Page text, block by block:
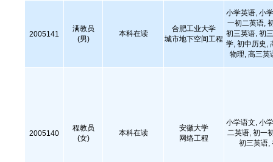
2005141
满教员
(男)
本科在读
合肥工业大学
城市地下空间工程
小学英语, 小
一初二英语,
初三英语, 初
学, 初中历史,
物理, 高三英
2005140
程教员
(女)
本科在读
安徽大学
网络工程
小学语文, 小
二英语, 初一
初三英语,